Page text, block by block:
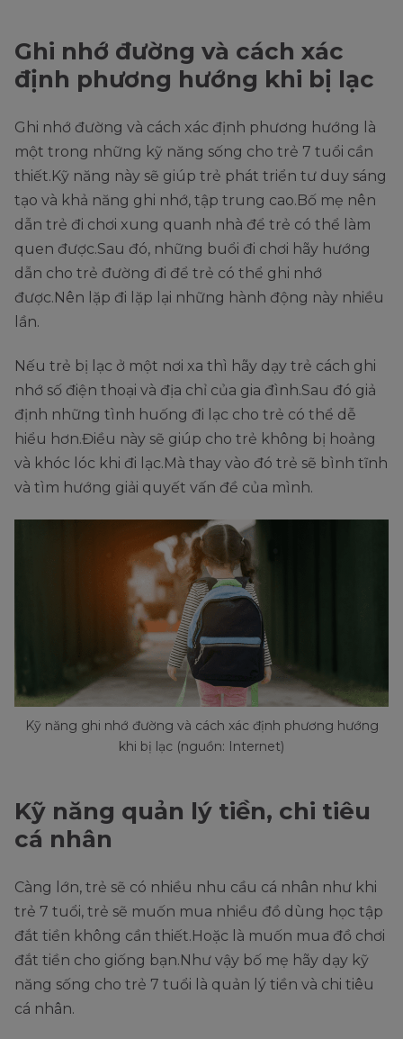
Ghi nhớ đường và cách xác
định phương hướng khi bị lạc
Ghi nhớ đường và cách xác định phương hướng là
một trong những kỹ năng sống cho trẻ 7 tuổi cần
thiết.Kỹ năng này sẽ giúp trẻ phát triển tư duy sáng
tạo và khả năng ghi nhớ, tập trung cao.Bố mẹ nên
dẫn trẻ đi chơi xung quanh nhà để trẻ có thể làm
quen được.Sau đó, những buổi đi chơi hãy hướng
dẫn cho trẻ đường đi để trẻ có thể ghi nhớ
được.Nên lặp đi lặp lại những hành động này nhiều
lần.
Nếu trẻ bị lạc ở một nơi xa thì hãy dạy trẻ cách ghi
nhớ số điện thoại và địa chỉ của gia đình.Sau đó giả
định những tình huống đi lạc cho trẻ có thể dễ
hiểu hơn.Điều này sẽ giúp cho trẻ không bị hoảng
và khóc lóc khi đi lạc.Mà thay vào đó trẻ sẽ bình tĩnh
và tìm hướng giải quyết vấn đề của mình.
Kỹ năng ghi nhớ đường và cách xác định phương hướng
khi bị lạc (nguồn: Internet)
Kỹ năng quản lý tiền, chi tiêu
cá nhân
Càng lớn, trẻ sẽ có nhiều nhu cầu cá nhân như khi
trẻ 7 tuổi, trẻ sẽ muốn mua nhiều đồ dùng học tập
đắt tiền không cần thiết.Hoặc là muốn mua đồ chơi
đắt tiền cho giống bạn.Như vậy bố mẹ hãy dạy kỹ
năng sống cho trẻ 7 tuổi là quản lý tiền và chi tiêu
cá nhân.